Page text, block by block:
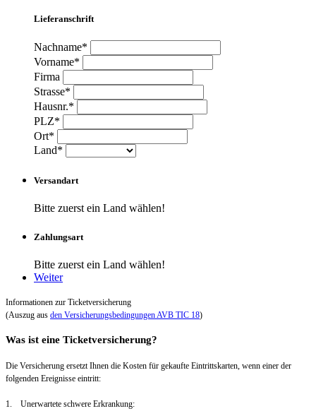
Lieferanschrift
Nachname*
Vorname*
Firma
Strasse*
Hausnr.*
PLZ*
Ort*
Land*
Versandart
Bitte zuerst ein Land wählen!
Zahlungsart
Bitte zuerst ein Land wählen!
Weiter
Informationen zur Ticketversicherung
(Auszug aus den Versicherungsbedingungen AVB TIC 18)
Was ist eine Ticketversicherung?
Die Versicherung ersetzt Ihnen die Kosten für gekaufte Eintrittskarten, wenn einer der
folgenden Ereignisse eintritt:
1. Unerwartete schwere Erkrankung: